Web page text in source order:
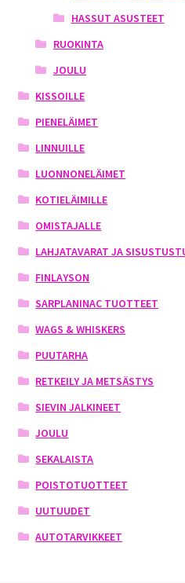
HASSUT ASUSTEET
RUOKINTA
JOULU
KISSOILLE
PIENELÄIMET
LINNUILLE
LUONNONELÄIMET
KOTIELÄIMILLE
OMISTAJALLE
LAHJATAVARAT JA
FINLAYSON
SARPLANINAC TUOTTEET
WAGS & WHISKERS
PUUTARHA
RETKEILY JA METSÄSTYS
SIEVIN JALKINEET
JOULU
SEKALAISTA
POISTOTUOTTEET
UUTUUDET
AUTOTARVIKKEET